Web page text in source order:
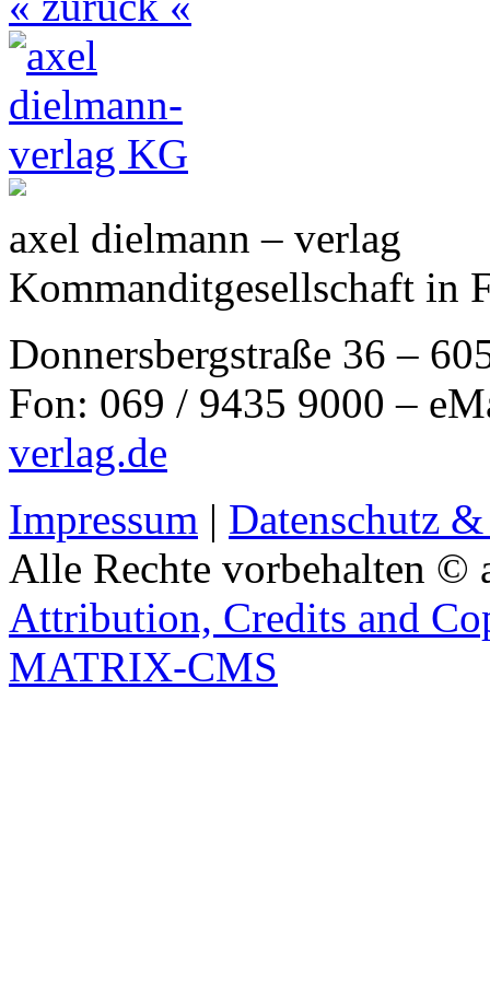
axel dielmann – verlag
Kommanditgesellschaft in
Donnersbergstraße 36 –
Fon: 069 / 9435 9000 –
verlag.de
Impressum | Datenschutz
Alle Rechte vorbehalten ©
Attribution, Credits and
MATRIX-CMS